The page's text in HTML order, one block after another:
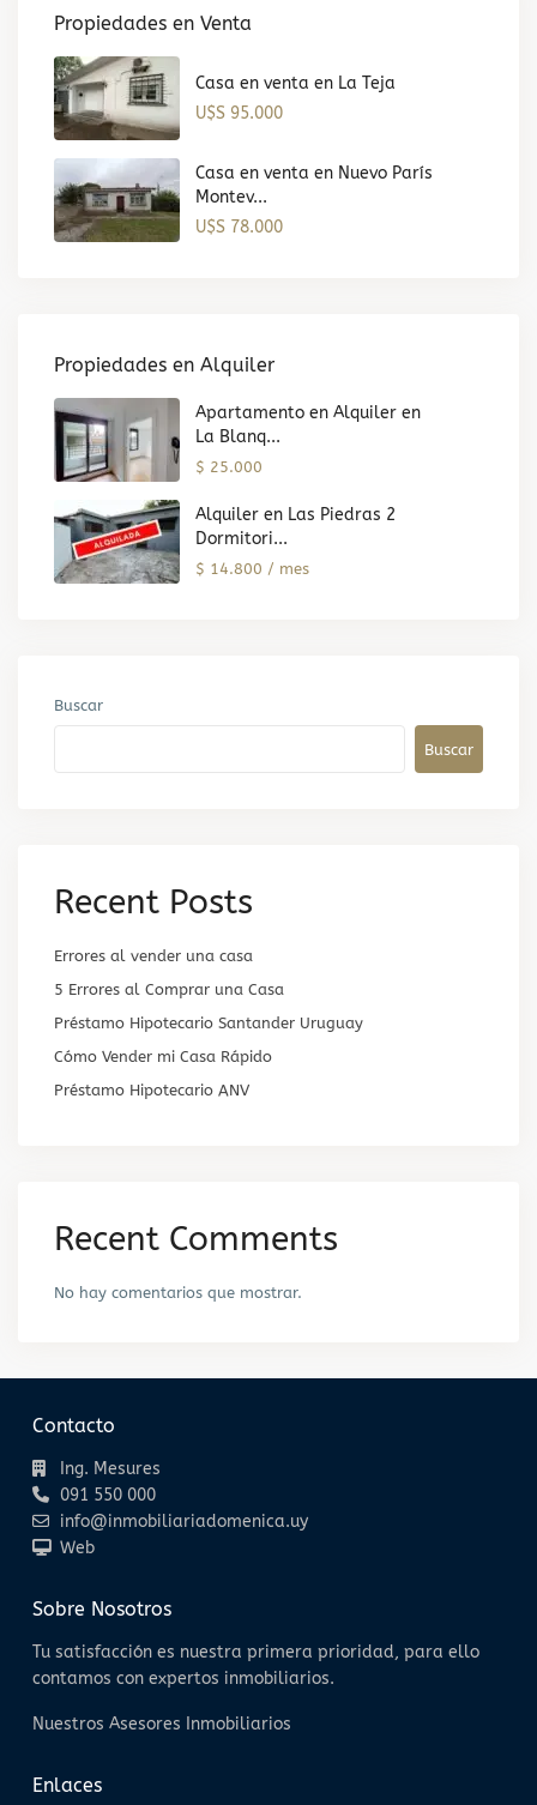
Propiedades en Venta
Casa en venta en La Teja
U$S 95.000
Casa en venta en Nuevo París
Montev...
U$S 78.000
Propiedades en Alquiler
Apartamento en Alquiler en
La Blanq...
$ 25.000
Alquiler en Las Piedras 2
Dormitori...
$ 14.800 / mes
Buscar
Buscar
Recent Posts
Errores al vender una casa
5 Errores al Comprar una Casa
Préstamo Hipotecario Santander Uruguay
Cómo Vender mi Casa Rápido
Préstamo Hipotecario ANV
Recent Comments
No hay comentarios que mostrar.
Contacto
Ing. Mesures
091 550 000
info@inmobiliariadomenica.uy
Web
Sobre Nosotros
Tu satisfacción es nuestra primera prioridad, para ello
contamos con expertos inmobiliarios.
Nuestros Asesores Inmobiliarios
Enlaces